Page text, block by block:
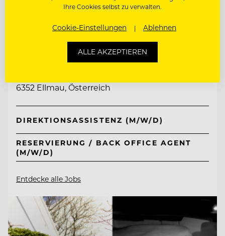
Tirol Lodge Ellmau
6352 Ellmau, Österreich
DIREKTIONSASSISTENZ (M/W/D)
RESERVIERUNG / BACK OFFICE AGENT
(M/W/D)
Entdecke alle Jobs
Ihre Cookies selbst zu verwalten.
Cookie-Einstellungen Ablehnen
ALLE AKZEPTIEREN